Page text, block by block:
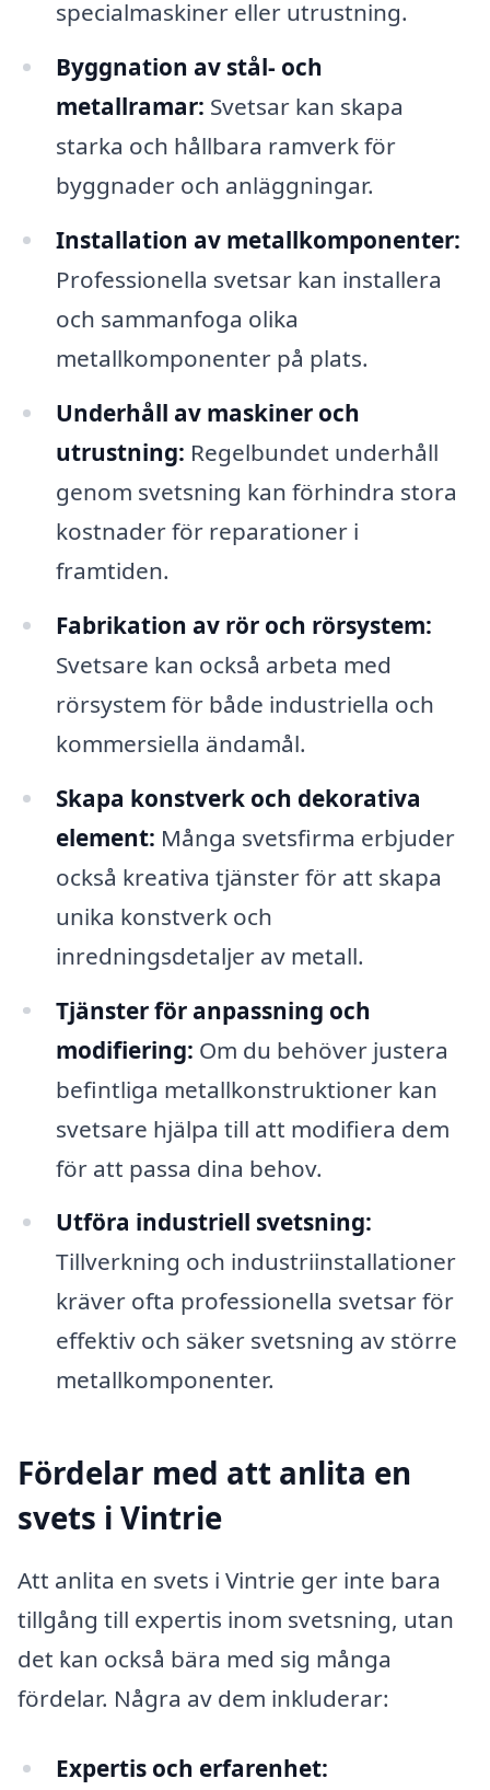
specialmaskiner eller utrustning.
Byggnation av stål- och
metallramar: Svetsar kan skapa
starka och hållbara ramverk för
byggnader och anläggningar.
Installation av metallkomponenter:
Professionella svetsar kan installera
och sammanfoga olika
metallkomponenter på plats.
Underhåll av maskiner och
utrustning: Regelbundet underhåll
genom svetsning kan förhindra stora
kostnader för reparationer i
framtiden.
Fabrikation av rör och rörsystem:
Svetsare kan också arbeta med
rörsystem för både industriella och
kommersiella ändamål.
Skapa konstverk och dekorativa
element: Många svetsfirma erbjuder
också kreativa tjänster för att skapa
unika konstverk och
inredningsdetaljer av metall.
Tjänster för anpassning och
modifiering: Om du behöver justera
befintliga metallkonstruktioner kan
svetsare hjälpa till att modifiera dem
för att passa dina behov.
Utföra industriell svetsning:
Tillverkning och industriinstallationer
kräver ofta professionella svetsar för
effektiv och säker svetsning av större
metallkomponenter.
Fördelar med att anlita en
svets i Vintrie
Att anlita en svets i Vintrie ger inte bara
tillgång till expertis inom svetsning, utan
det kan också bära med sig många
fördelar. Några av dem inkluderar:
Expertis och erfarenhet: